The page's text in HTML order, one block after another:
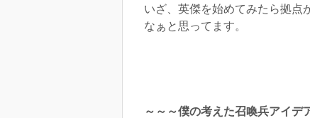
いざ、英傑を始めてみたら拠点
なぁと思ってます。
～～～僕の考えた召喚兵アイデ